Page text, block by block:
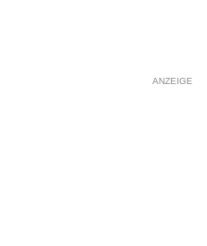
ANZEIGE